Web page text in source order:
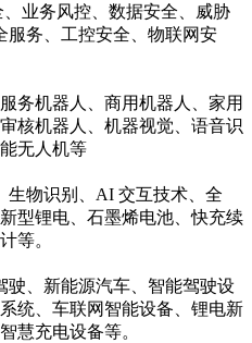
业务风控、数据安全、威胁
服务、工控安全、物联网安
务机器人、商用机器人、家用
核机器人、机器视觉、语音识
无人机等
生物识别、AI 交互技术、全
型锂电、石墨烯电池、快充续
等。
驶、新能源汽车、智能驾驶设
统、车联网智能设备、锂电新
慧充电设备等。